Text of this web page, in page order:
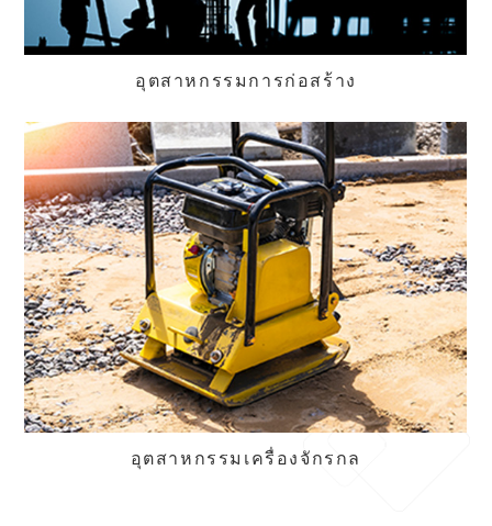
อุตสาหกรรมการก่อสร้าง
อุตสาหกรรมเครื่องจักรกล